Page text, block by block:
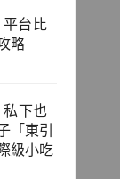
平台比
略
私下也
「東引
級小吃